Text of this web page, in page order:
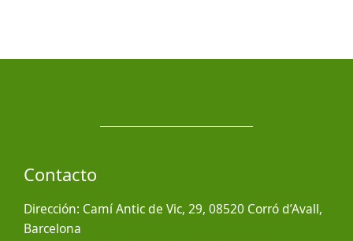
Contacto
Dirección: Camí Antic de Vic, 29, 08520 Corró d’Avall,
Barcelona